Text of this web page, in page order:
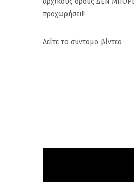
προχωρήσει!!
Δείτε το σύντομο βίντεο